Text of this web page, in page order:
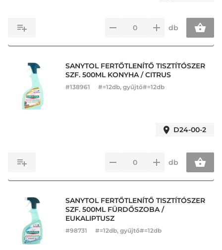
db
SANYTOL FERTŐTLENÍTŐ TISZTÍTÓSZER
SZF. 500ML KONYHA / CITRUS
#138961 #=12db, gyűjtő#=12db
D24-00-2
db
SANYTOL FERTŐTLENÍTŐ TISZTÍTÓSZER
SZF. 500ML FÜRDŐSZOBA /
EUKALIPTUSZ
#98731 #=12db, gyűjtő#=12db